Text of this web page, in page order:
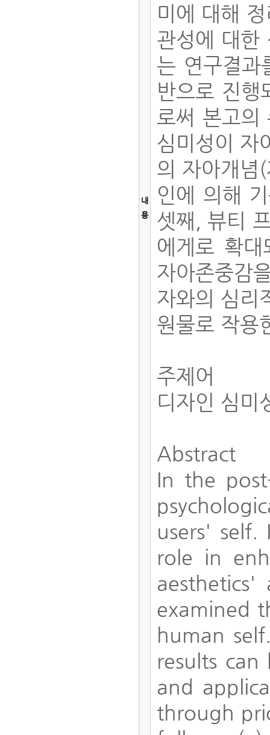
내
용
미에 대해
관성에 대한
는 연구결과
반으로 진행
로써 본고의
심미성이 자
의 자아개념
인에 의해
셋째, 뷰티
에게로 확
자아존중감
자와의 심리
원물로 작용
주제어
디자인 심미
Abstract
In the
users'
role in
examined
human
results
and
through